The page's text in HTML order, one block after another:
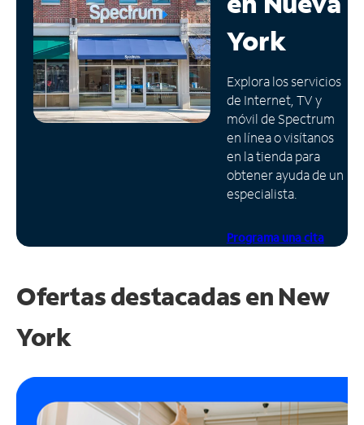
Administrar
cuenta
Encuentra
una
tienda
York
Explora los servicios
de Internet, TV y
móvil de Spectrum
en línea o visítanos
en la tienda para
obtener ayuda de un
especialista.
Programa una cita
Ofertas destacadas en New
York